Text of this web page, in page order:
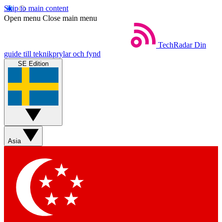
Skip to main content
Open menu Close main menu
TechRadar Din
guide till teknikprylar och fynd
SE Edition
Asia